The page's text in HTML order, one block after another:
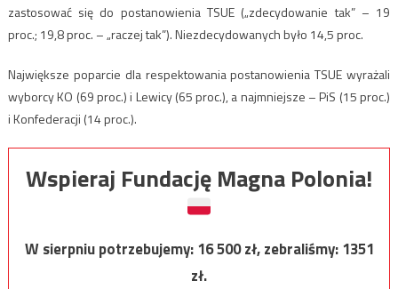
zastosować się do postanowienia TSUE („zdecydowanie tak” – 19
proc.; 19,8 proc. – „raczej tak”). Niezdecydowanych było 14,5 proc.
Największe poparcie dla respektowania postanowienia TSUE wyrażali
wyborcy KO (69 proc.) i Lewicy (65 proc.), a najmniejsze – PiS (15 proc.)
i Konfederacji (14 proc.).
Wspieraj Fundację Magna Polonia!
W sierpniu potrzebujemy:16 500zł, zebraliśmy:1351
zł.